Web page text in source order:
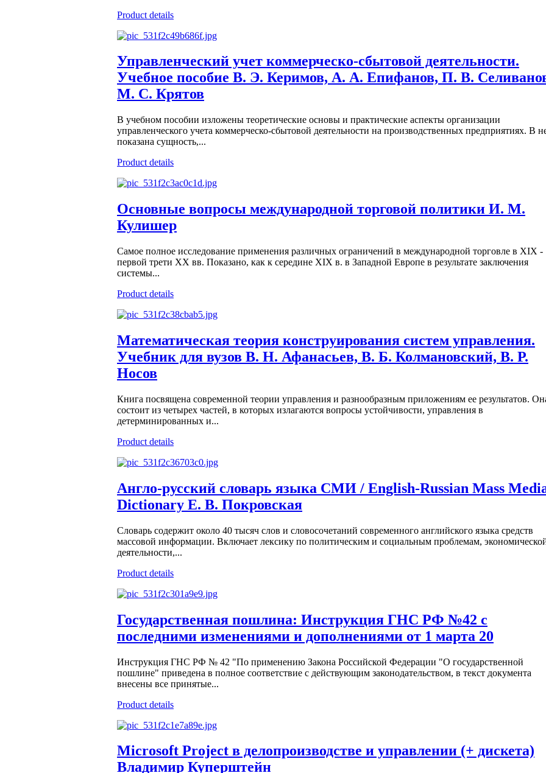
Product details
Управленческий учет коммерческо-сбытовой деятельности.
Учебное пособие В. Э. Керимов, А. А. Епифанов, П. В.
М. С. Крятов
В учебном пособии изложены теоретические основы и практические аспекты организации
управленческого учета коммерческо-сбытовой деятельности на производственных предприятиях. В
показана сущность,...
Product details
Основные вопросы международной торговой политики И. М.
Кулишер
Самое полное исследование применения различных ограничений в международной торговле в XIX -
первой трети XX вв. Показано, как к середине XIX в. в Западной Европе в результате заключения
системы...
Product details
Математическая теория конструирования систем управления.
Учебник для вузов В. Н. Афанасьев, В. Б. Колмановский, В. Р.
Носов
Книга посвящена современной теории управления и разнообразным приложениям ее результатов.
состоит из четырех частей, в которых излагаются вопросы устойчивости, управления в
детерминированных и...
Product details
Англо-русский словарь языка СМИ / English-Russian Mass
Dictionary Е. В. Покровская
Словарь содержит около 40 тысяч слов и словосочетаний современного английского языка средств
массовой информации. Включает лексику по политическим и социальным проблемам,
деятельности,...
Product details
Государственная пошлина: Инструкция ГНС РФ №42 с
последними изменениями и дополнениями от 1 марта 20
Инструкция ГНС РФ № 42 "По применению Закона Российской Федерации "О государственной
пошлине" приведена в полное соответствие с действующим законодательством, в текст документа
внесены все принятые...
Product details
Microsoft Project в делопроизводстве и управлении (+ дискета)
Владимир Куперштейн